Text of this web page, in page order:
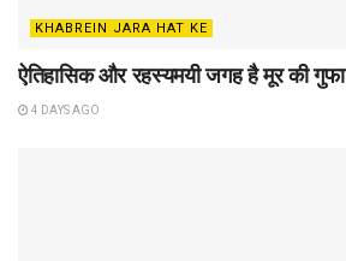
KHABREIN JARA HAT KE
ऐतिहासिक और रहस्यमयी जगह है मूर की गुफा
4 DAYS AGO